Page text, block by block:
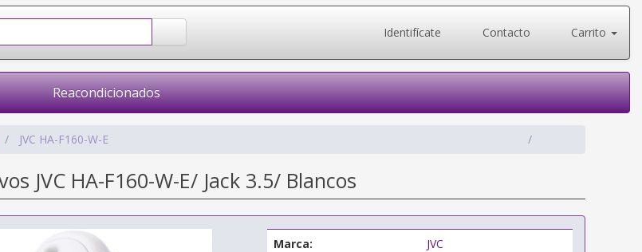
Identifícate Contacto Carrito
Reacondicionados
JVC HA-F160-W-E
JVC HA-F160-W-E/ Jack 3.5/ Blancos
Marca:
JVC